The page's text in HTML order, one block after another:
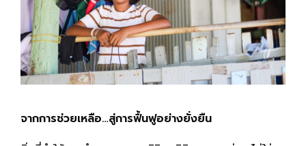
จากการช่วยเหลือ…สู่การฟื้นฟูอย่างยั่งยืน